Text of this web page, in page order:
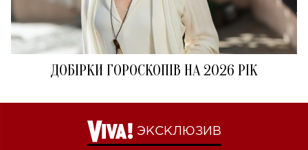
ДОБІРКИ ГОРОСКОПІВ НА 2026 РІК
ЭКСКЛЮЗИВ